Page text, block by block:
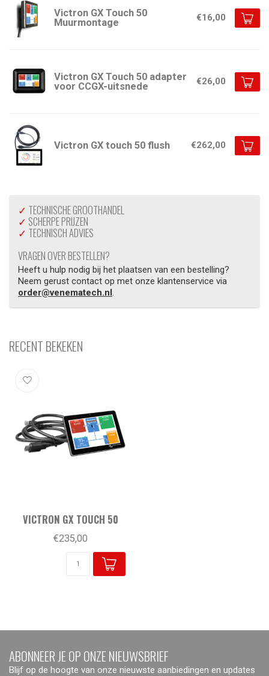
Victron GX Touch 50
Muurmontage
€16,00
Victron GX Touch 50 adapter
voor CCGX-uitsnede
€26,00
Victron GX touch 50 flush €262,00
✓ TECHNISCHE GROOTHANDEL
✓ SCHERPE PRIJZEN
✓ TECHNISCH ADVIES
VRAGEN OVER BESTELLEN?
Heeft u hulp nodig bij het plaatsen van een bestelling?
Neem gerust contact op met onze klantenservice via
order@venematech.nl.
RECENT BEKEKEN
VICTRON GX TOUCH 50
€235,00
ABONNEER JE OP ONZE NIEUWSBRIEF
Blijf op de hoogte van onze nieuwste aanbiedingen en updates